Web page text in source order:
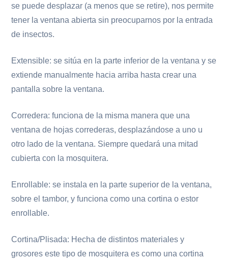
se puede desplazar (a menos que se retire), nos permite
tener la ventana abierta sin preocuparnos por la entrada
de insectos.
Extensible: se sitúa en la parte inferior de la ventana y se
extiende manualmente hacia arriba hasta crear una
pantalla sobre la ventana.
Corredera: funciona de la misma manera que una
ventana de hojas correderas, desplazándose a uno u
otro lado de la ventana. Siempre quedará una mitad
cubierta con la mosquitera.
Enrollable: se instala en la parte superior de la ventana,
sobre el tambor, y funciona como una cortina o estor
enrollable.
Cortina/Plisada: Hecha de distintos materiales y
grosores este tipo de mosquitera es como una cortina